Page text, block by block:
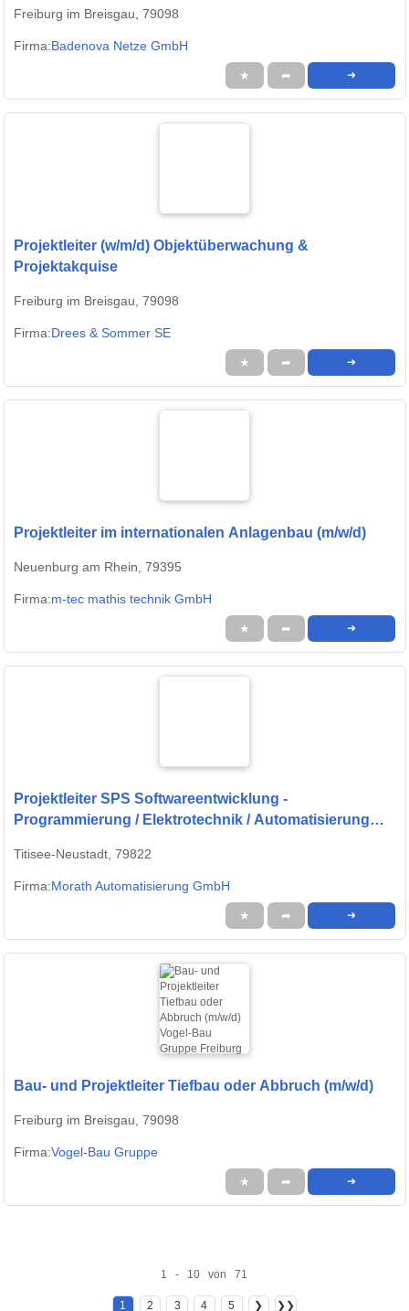
Freiburg im Breisgau, 79098
Firma:Badenova Netze GmbH
★ ➦ ➜
Projektleiter (w/m/d) Objektüberwachung &
Projektakquise
Freiburg im Breisgau, 79098
Firma:Drees & Sommer SE
★ ➦ ➜
Projektleiter im internationalen Anlagenbau (m/w/d)
Neuenburg am Rhein, 79395
Firma:m-tec mathis technik GmbH
★ ➦ ➜
Projektleiter SPS Softwareentwicklung -
Programmierung / Elektrotechnik / Automatisierung
Titisee-Neustadt, 79822
Firma:Morath Automatisierung GmbH
★ ➦ ➜
Bau- und Projektleiter Tiefbau oder Abbruch (m/w/d)
Freiburg im Breisgau, 79098
Firma:Vogel-Bau Gruppe
★ ➦ ➜
1 - 10 von 71
1 2 3 4 5 ❯ ❯❯